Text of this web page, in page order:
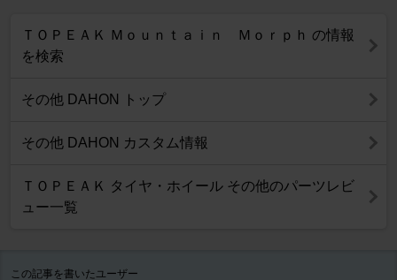
ＴＯＰＥＡＫ Ｍｏｕｎｔａｉｎ Ｍｏｒｐｈ の情報
を検索
その他 DAHON トップ
その他 DAHON カスタム情報
ＴＯＰＥＡＫ タイヤ・ホイール その他のパーツレビ
ュー一覧
この記事を書いたユーザー